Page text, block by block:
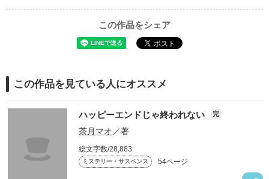
この作品をシェア
この作品を見ている人にオススメ
ハッピーエンドじゃ終われない 完
茶月マオ ／著
総文字数/28,883
ミステリー・サスペンス 54ページ